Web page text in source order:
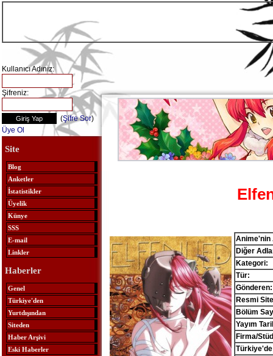
Kullanıcı Adınız:
Şifreniz:
(Şifre Sor)
Üye Ol
Site
Blog
Anketler
İstatistikler
Üyelik
Künye
SSS
E-mail
Linkler
Haberler
Genel
Türkiye'den
Yurtdışından
Siteden
Haber Arşivi
Eski Haberler
Anime'nin
Diğer
Kategori:
Tür:
Gönderen:
Resmi
Bölüm
Yayım
Firma/